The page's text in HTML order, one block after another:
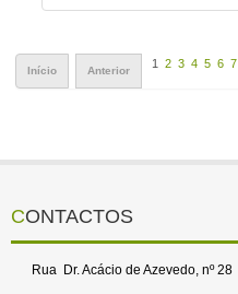
Início Anterior
1 2 3 4 5 6 7
CONTACTOS
Rua Dr. Acácio de Azevedo, nº 28